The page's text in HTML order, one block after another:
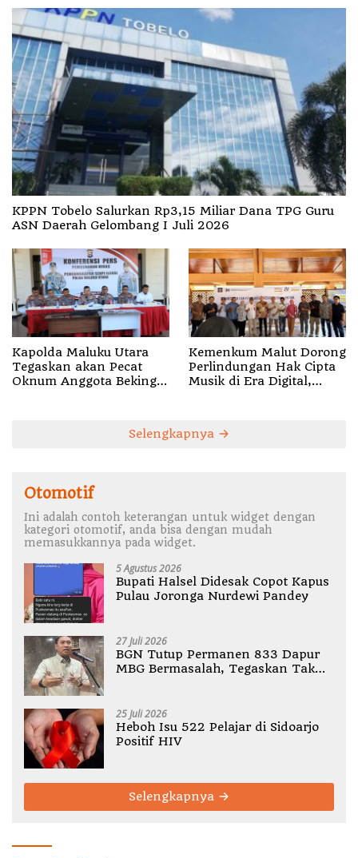
KPPN Tobelo Salurkan Rp3,15 Miliar Dana TPG Guru
ASN Daerah Gelombang I Juli 2026
Kapolda Maluku Utara
Tegaskan akan Pecat
Oknum Anggota Bekingi
Kemenkum Malut Dorong
Perlindungan Hak Cipta
Musik di Era Digital,
Selengkapnya
Otomotif
Ini adalah contoh keterangan untuk widget dengan
kategori otomotif, anda bisa dengan mudah
memasukkannya pada widget.
5 Agustus 2026
Bupati Halsel Didesak Copot Kapus
Pulau Joronga Nurdewi Pandey
27 Juli 2026
BGN Tutup Permanen 833 Dapur
MBG Bermasalah, Tegaskan Tak
25 Juli 2026
Heboh Isu 522 Pelajar di Sidoarjo
Positif HIV
Selengkapnya